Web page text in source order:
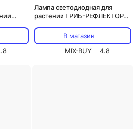
за 1 шт
Лампа светодиодная для
растений ГРИБ-РЕФЛЕКТОР
REXANT, цена за 1 шт
В магазин
MIX-BUY
4.8